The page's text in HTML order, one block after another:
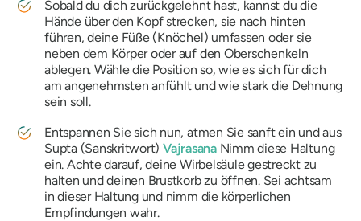
Sobald du dich zurückgelehnt hast, kannst du die
Hände über den Kopf strecken, sie nach hinten
führen, deine Füße (Knöchel) umfassen oder sie
neben dem Körper oder auf den Oberschenkeln
ablegen. Wähle die Position so, wie es sich für dich
am angenehmsten anfühlt und wie stark die Dehnung
sein soll.
Entspannen Sie sich nun, atmen Sie sanft ein und aus
Supta(Sanskritwort) VajrasanaNimm diese Haltung
ein. Achte darauf, deine Wirbelsäule gestreckt zu
halten und deinen Brustkorb zu öffnen. Sei achtsam
in dieser Haltung und nimm die körperlichen
Empfindungen wahr.